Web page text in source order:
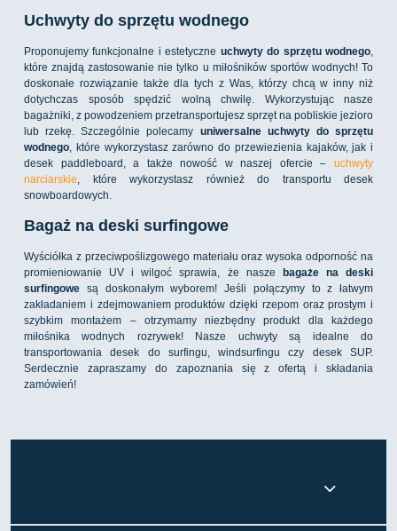
Uchwyty do sprzętu wodnego
Proponujemy funkcjonalne i estetyczne uchwyty do sprzętu wodnego,
które znajdą zastosowanie nie tylko u miłośników sportów wodnych! To
doskonałe rozwiązanie także dla tych z Was, którzy chcą w inny niż
dotychczas sposób spędzić wolną chwilę. Wykorzystując nasze
bagażniki, z powodzeniem przetransportujesz sprzęt na pobliskie jezioro
lub rzekę. Szczególnie polecamy uniwersalne uchwyty do sprzętu
wodnego, które wykorzystasz zarówno do przewiezienia kajaków, jak i
desek paddleboard, a także nowość w naszej ofercie – uchwyty
narciarskie, które wykorzystasz również do transportu desek
snowboardowych.
Bagaż na deski surfingowe
Wyściółka z przeciwpoślizgowego materiału oraz wysoka odporność na
promieniowanie UV i wilgoć sprawia, że nasze
bagaże na deski
surfingowe są doskonałym wyborem! Jeśli połączymy to z łatwym
zakładaniem i zdejmowaniem produktów dzięki rzepom oraz prostym i
szybkim montażem – otrzymamy niezbędny produkt dla każdego
miłośnika wodnych rozrywek! Nasze uchwyty są idealne do
transportowania desek do surfingu, windsurfingu czy desek SUP.
Serdecznie zapraszamy do zapoznania się z ofertą i składania
zamówień!